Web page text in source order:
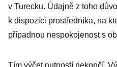
v Turecku. Údajně z toho
k dispozici prostředníka, na
případnou nespokojenost s
Tím výčet nutností nekončí.